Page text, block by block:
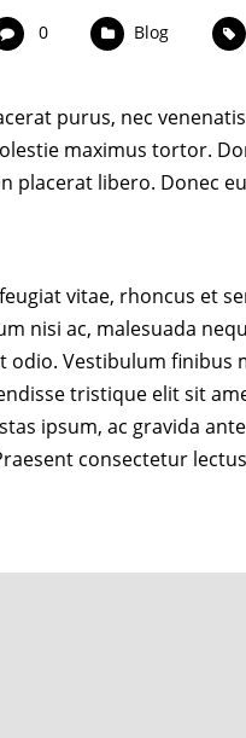
0 Blog
purus, nec
maximus tortor.
placerat libero. Donec
vitae, rhoncus et
nisi ac, malesuada
Vestibulum finibus
tristique elit sit
ipsum, ac gravida
consectetur